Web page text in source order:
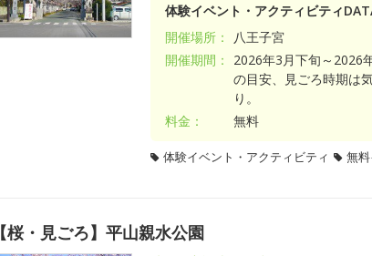
体験イベント・アクティビティ
開催場所：
八王子宮
開催期間：
2026年3月下旬～2026
の目安、見ごろ時期は
り。
料金：
無料
体験イベント・アクティビティ 無
【桜・見ごろ】平山親水公園